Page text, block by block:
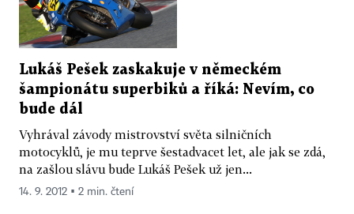
Lukáš Pešek zaskakuje v německém
šampionátu superbiků a říká: Nevím, co
bude dál
Vyhrával závody mistrovství světa silničních
motocyklů, je mu teprve šestadvacet let, ale jak se zdá,
na zašlou slávu bude Lukáš Pešek už jen...
14. 9. 2012 ▪ 2 min. čtení